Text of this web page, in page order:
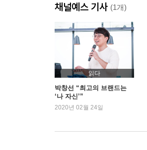
PART 2 생각 팔아 마음 사기
머릿속의 가치들을 꺼내놓
떠오른 생각에 불 지피기 : ‘
씹고 뜯고 써보고 꿰고 : 내
무적의 논리는 방패가 된다
다른 애들과는 다르게 : 사
써먹기 쉬워야 갖고 싶다 :
채널예스 기사 (1개)
읽다
박창선 “최고의 브랜드는
‘나 자신’”
2020년 02월 24일